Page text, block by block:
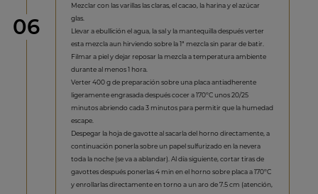
Paso
06
Mezclar con las varillas las claras, el cacao, la harina y el azúcar
glas.
Llevar a ebullición el agua, la sal y la mantequilla después verter
esta mezcla aun hirviendo sobre la 1ª mezcla sin parar de batir.
Filmar a piel y dejar reposar la mezcla a temperatura ambiente
durante al menos 1 hora.
Verter 400 g de preparación sobre una placa antiadherente
ligeramente engrasada después cocer a 170ºC unos 20/25
minutos abriendo cada 3 minutos para permitir que la humedad
escape.
Despegar la hoja de gavotte al sacarla del horno directamente, a
continuación ponerla sobre un papel sulfurizado en la nevera
toda la noche (se va a ablandar). Al día siguiente, cortar tiras de
gavottes después ponerlas 4 min en el horno sobre placa a 170ºC
y enrollarlas directamente en torno a un aro de 7.5 cm (atención,